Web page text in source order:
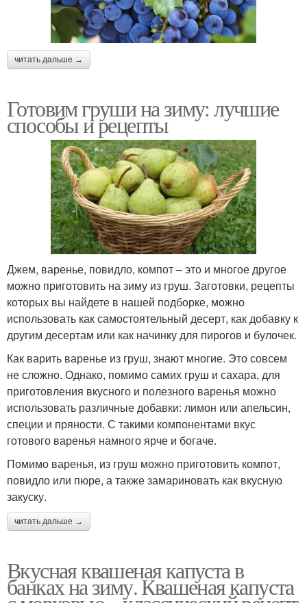
читать дальше →
Готовим груши на зиму: лучшие
способы и рецепты
Джем, варенье, повидло, компот – это и многое другое
можно приготовить на зиму из груш. Заготовки, рецепты
которых вы найдете в нашей подборке, можно
использовать как самостоятельный десерт, как добавку к
другим десертам или как начинку для пирогов и булочек.
Как варить варенье из груш, знают многие. Это совсем
не сложно. Однако, помимо самих груш и сахара, для
приготовления вкусного и полезного варенья можно
использовать различные добавки: лимон или апельсин,
специи и пряности. С такими компонентами вкус
готового варенья намного ярче и богаче.
Помимо варенья, из груш можно приготовить компот,
повидло или пюре, а также замариновать как вкусную
закуску.
читать дальше →
Вкусная квашеная капуста в
банках на зиму. Квашеная капуста